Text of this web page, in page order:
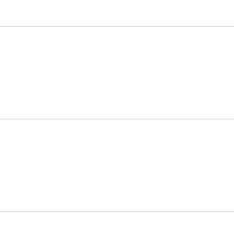
続のためにDBSを希望した男性（58歳）
70歳男性